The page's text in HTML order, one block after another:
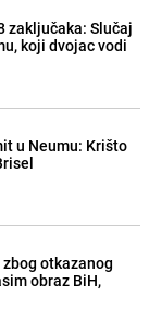
zaključaka: Slučaj
koji dvojac vodi
u Neumu: Krišto
otkazanog
obraz BiH,